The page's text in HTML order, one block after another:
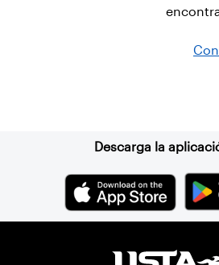
Descarga la